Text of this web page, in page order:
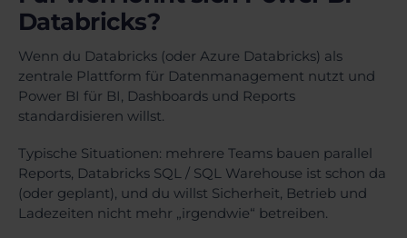
Databricks?
Wenn du Databricks (oder Azure Databricks) als
zentrale Plattform für Datenmanagement nutzt und
Power BI für BI, Dashboards und Reports
standardisieren willst.
Typische Situationen: mehrere Teams bauen parallel
Reports, Databricks SQL / SQL Warehouse ist schon da
(oder geplant), und du willst Sicherheit, Betrieb und
Ladezeiten nicht mehr „irgendwie“ betreiben.